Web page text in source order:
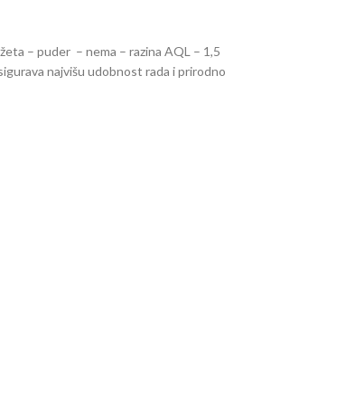
– puder – nema – razina AQL – 1,5
najvišu udobnost rada i prirodno